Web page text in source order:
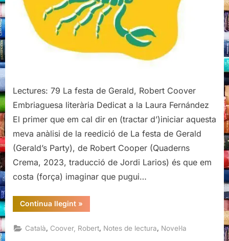
Lectures: 79 La festa de Gerald, Robert Coover
Embriaguesa literària Dedicat a la Laura Fernández
El primer que em cal dir en (tractar d’)iniciar aquesta
meva anàlisi de la reedició de La festa de Gerald
(Gerald’s Party), de Robert Cooper (Quaderns
Crema, 2023, traducció de Jordi Larios) és que em
costa (força) imaginar que pugui…
Continua llegint“La
festa
Gerald,
Robert
»
Català, Coover, Robert, Notes de lectura, Novel·la